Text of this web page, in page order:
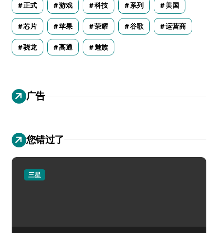
正式 游戏 科技 系列 美国
芯片 苹果 荣耀 谷歌 运营商
骁龙 高通 魅族
广告
您错过了
三星